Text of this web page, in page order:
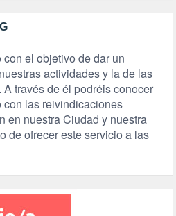
el objetivo de dar un
actividades y la de las
través de él podréis conocer
las reivindicaciones
en nuestra Ciudad y nuestra
de ofrecer este servicio a las